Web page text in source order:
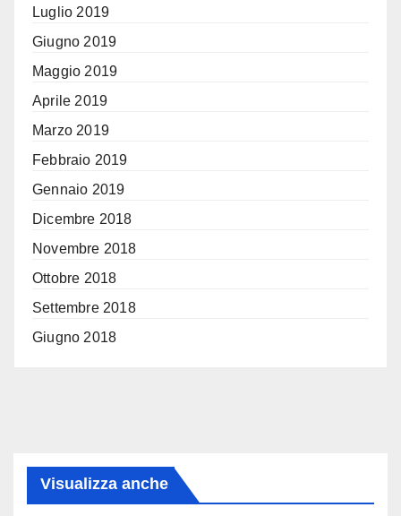
Luglio 2019
Giugno 2019
Maggio 2019
Aprile 2019
Marzo 2019
Febbraio 2019
Gennaio 2019
Dicembre 2018
Novembre 2018
Ottobre 2018
Settembre 2018
Giugno 2018
Visualizza anche